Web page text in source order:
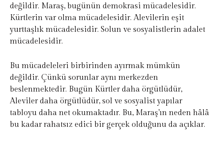
değildir. Maraş, bugünün demokrasi mücadelesidir.
Kürtlerin var olma mücadelesidir. Alevilerin eşit
yurttaşlık mücadelesidir. Solun ve sosyalistlerin adalet
mücadelesidir.
Bu mücadeleleri birbirinden ayırmak mümkün
değildir. Çünkü sorunlar aynı merkezden
beslenmektedir. Bugün Kürtler daha örgütlüdür,
Aleviler daha örgütlüdür, sol ve sosyalist yapılar
tabloyu daha net okumaktadır. Bu, Maraş’ın neden hâlâ
bu kadar rahatsız edici bir gerçek olduğunu da açıklar.